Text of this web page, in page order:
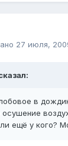
27 июля,
в
осушение
ещё у кого?